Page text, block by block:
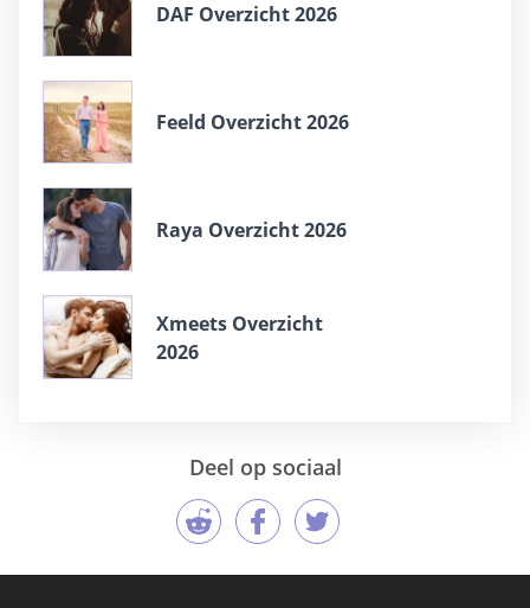
DAF Overzicht 2026
Feeld Overzicht 2026
Raya Overzicht 2026
Xmeets Overzicht
2026
Deel op sociaal